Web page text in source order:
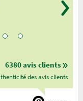
6380 avis clients
des avis clients